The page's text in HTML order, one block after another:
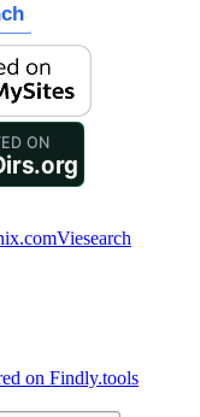
Viesearch